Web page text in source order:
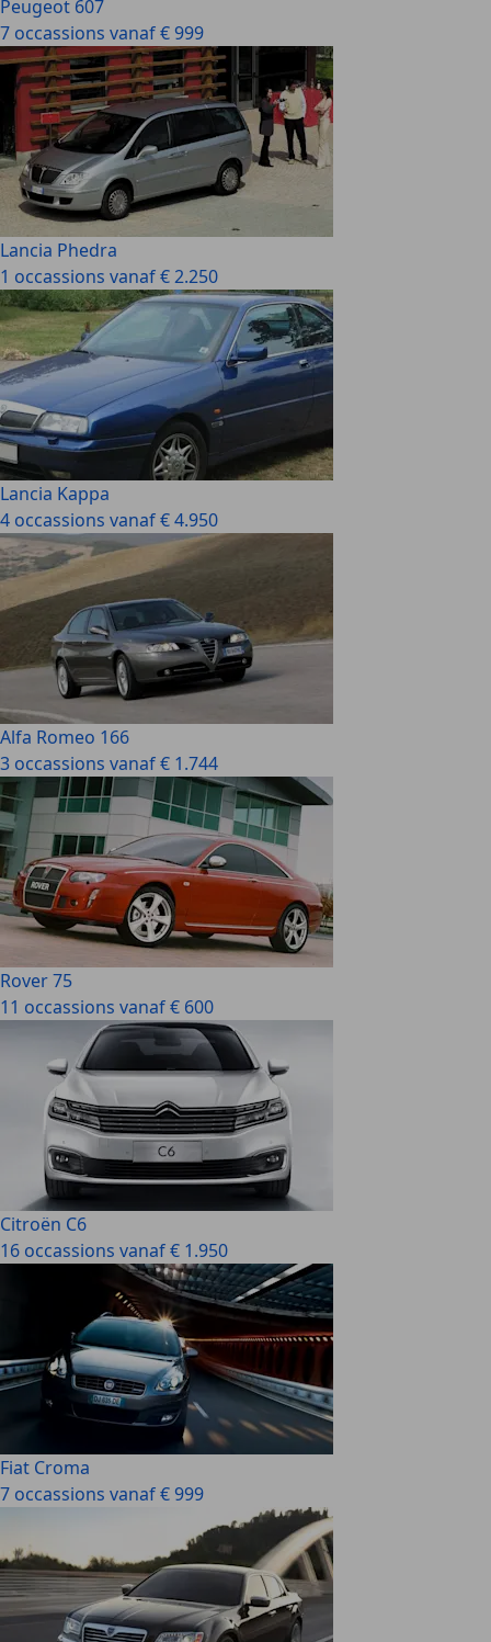
Peugeot 607
7 occassions vanaf € 999
Lancia Phedra
1 occassions vanaf € 2.250
Lancia Kappa
4 occassions vanaf € 4.950
Alfa Romeo 166
3 occassions vanaf € 1.744
Rover 75
11 occassions vanaf € 600
Citroën C6
16 occassions vanaf € 1.950
Fiat Croma
7 occassions vanaf € 999